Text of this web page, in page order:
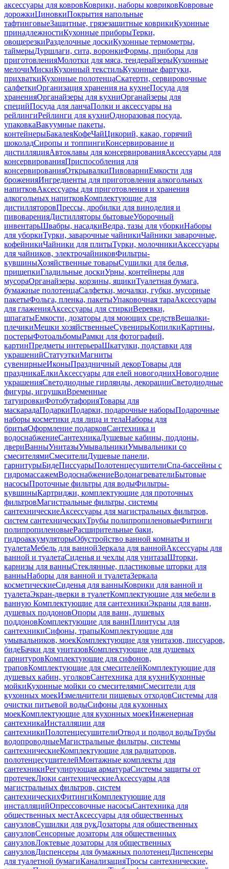
аксессуары для ковровКоврики, наборы ковриковКовровые
дорожкиЦиновкиПокрытия напольные
тафтинговыеЗащитные, грязезащитные коврикиКухонные
принадлежностиКухонные приборыТерки,
овощерезкиРазделочные доскиКухонные термометры,
таймерыДуршлаги, сита, воронкиФормы, приборы для
приготовленияМолотки для мяса, тендерайзерыКухонные
мелочиМискиКухонный текстильКухонные фартуки,
прихваткиКухонные полотенцаСкатерти, сервировочные
салфеткиОрганизация хранения на кухнеПосуда для
храненияОрганайзеры для кухниОрганайзеры для
специйПосуда для ланчаПолки и аксессуары на
рейлингиРейлинги для кухниОдноразовая посуда,
упаковкаВакуумные пакеты,
контейнерыБакалеяКофеЧайЦикорий, какао, горячий
шоколадСиропы и топпингиКонсервирование и
дистилляцияАвтоклавы для консервированияАксессуары для
консервированияПриспособления для
консервированияОткрывалкиПивоварниЕмкости для
броженияИнгредиенты для приготовления алкогольных
напитковАксессуары для приготовления и хранения
алкогольных напитковКомплектующие для
дистилляторовПрессы, дробилки для виноделия и
пивоваренияДистилляторы бытовыеУборочный
инвентарьШвабры, насадкиВедра, тазы для уборкиНаборы
для уборкиТурки, заварочные чайникиЧайники заварочные,
кофейникиЧайники для плитыТурки, молочникиАксессуары
для чайников, электрочайниковФильтры-
кувшиныХозяйственные товарыСушилки для белья,
прищепкиГладильные доскиУрны, контейнеры для
мусораОрганайзеры, корзины, ящикиТуалетная бумага,
бумажные полотенцаСалфетки, мочалки, губки, мусорные
пакетыФольга, пленка, пакетыУпаковочная тараАксессуары
для глаженияАксессуары для стиркиВеревки,
шпагатыЕмкости, дозаторы для моющих средствВешалки-
плечикиМешки хозяйственныеСувенирыКопилкиКартины,
постерыФотоальбомыРамки для фотографий,
картинПредметы интерьераШкатулки, подставки для
украшенийСтатуэткиМагниты
сувенирныеИконыПраздничный декорТовары для
праздникаЕлкиАксессуары для елей новогоднихНовогодние
украшенияСветодиодные гирлянды, декорацииСветодиодные
фигуры, игрушкиВременные
татуировкиФотобутафорияТовары для
маскарадаПодаркиПодарки, подарочные наборыПодарочные
наборы косметики для лица и телаНаборы для
бритьяОформление подарковСантехника и
водоснабжениеСантехникаДушевые кабины, поддоны,
двериВанныУнитазыУмывальникиУмывальники со
смесителямиСмесителиДушевые панели,
гарнитурыБидеПиссуарыПолотенцесушителиСпа-бассейны с
гидромассажемВодоснабжениеВодонагревателиБытовые
насосыПроточные фильтры для водыФильтры-
кувшиныКартриджи, комплектующие для проточных
фильтровМагистральные фильтры, системы
сантехническиеАксессуары для магистральных фильтров,
систем сантехническихТрубы полипропиленовыеФитинги
полипропиленовыеРасширительные баки,
гидроаккумуляторыОбустройство ванной комнаты и
туалетаМебель для ваннойЗеркала для ваннойАксессуары для
ванной и туалетаСиденья и чехлы для унитазаШторки,
карнизы для ванныСтеклянные, пластиковые шторки для
ванныНаборы для ванной и туалетаЗеркала
косметическиеСиденья для ванныКоврики для ванной и
туалетаЭкран-дверки в туалетКомплектующие для мебели в
ванную Комплектующие для сантехникиЭкраны для ванн,
душевых поддоновОпоры для ванн, душевых
поддоновКомплектующие для ваннПлинтусы для
сантехникиСифоны, трапыКомплектующие для
умывальников, моекКомплектующие для унитазов, писсуаров,
бидеБачки для унитазовКомплектующие для душевых
гарнитуровКомплектующие для сифонов,
траповКомплектующие для смесителейКомплектующие для
душевых кабин, уголковСантехника для кухниКухонные
мойкиКухонные мойки со смесителямиСмесители для
кухонных моекИзмельчители пищевых отходовСистемы для
очистки питьевой водыСифоны для кухонных
моекКомплектующие для кухонных моекИнженерная
сантехникаИнсталляции для
сантехникиПолотенцесушителиОтвод и подвод водыТрубы
водопроводныеМагистральные фильтры, системы
сантехническиеКомплектующие для радиаторов,
полотенцесушителейМонтажные комплекты для
сантехникиРегулирующая арматураСистемы защиты от
протечекЛюки сантехническиеАксессуары для
магистральных фильтров, систем
сантехническихФитингиКомплектующие для
инсталляцийОпрессовочные насосыСантехника для
общественных местАксессуары для общественных
санузловСушилки для рукДозаторы для общественных
санузловСенсорные дозаторы для общественных
санузловЛоктевые дозаторы для общественных
санузловДиспенсеры для бумажных полотенецДиспенсеры
для туалетной бумагиКанализацияТросы сантехнические,